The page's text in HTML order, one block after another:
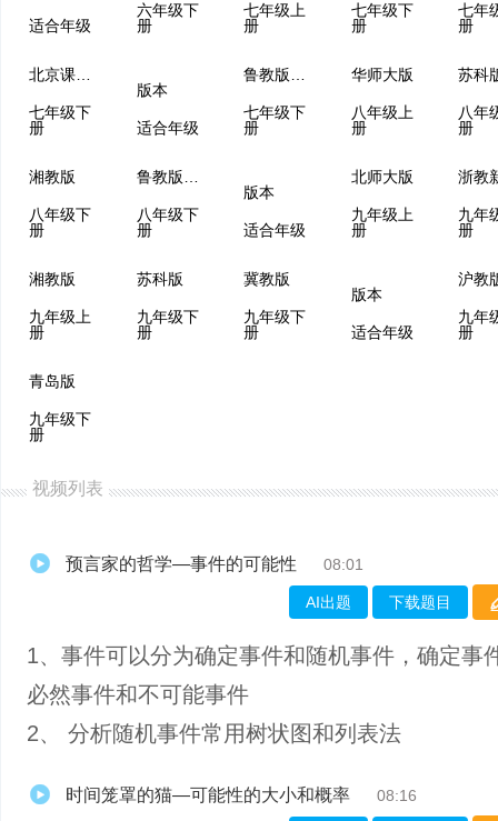
适合年级
六年级下
册
七年级上
册
七年级下
册
七年
册
七年级下
册
版本
适合年级
七年级下
册
华师大版
八年级上
册
苏科
八年
册
湘教版
八年级下
册
八年级下
册
版本
适合年级
北师大版
九年级上
册
浙教
九年
册
湘教版
九年级上
册
苏科版
九年级下
册
冀教版
九年级下
册
版本
适合年级
沪教
九年
册
青岛版
九年级下
册
视频列表
预言家的哲学—事件的可能性 08:01
AI出题 下载题目
1、事件可以分为确定事件和随机事件，确定事
必然事件和不可能事件
2、 分析随机事件常用树状图和列表法
时间笼罩的猫—可能性的大小和概率 08:16